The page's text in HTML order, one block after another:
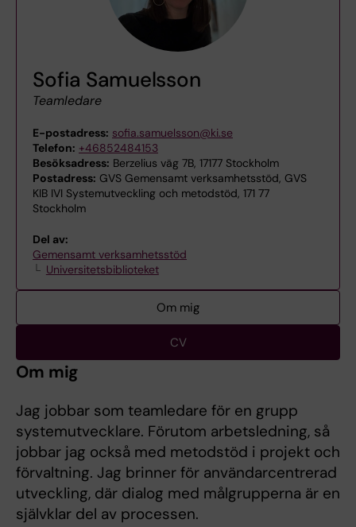
Sofia Samuelsson
Teamledare
E-postadress: sofia.samuelsson@ki.se
Telefon: +46852484153
Besöksadress: Berzelius väg 7B, 17177 Stockholm
Postadress: GVS Gemensamt verksamhetsstöd, GVS
KIB IVI Systemutveckling och metodstöd, 171 77
Stockholm
Del av:
Gemensamt verksamhetsstöd
Universitetsbiblioteket
Om mig
CV
Om mig
Jag jobbar som teamledare för en grupp
systemutvecklare. Förutom arbetsledning, så
jobbar jag också med metodstöd i projekt och
förvaltning. Jag brinner för användarcentrerad
utveckling, där dialog med målgrupperna är en
självklar del av processen.